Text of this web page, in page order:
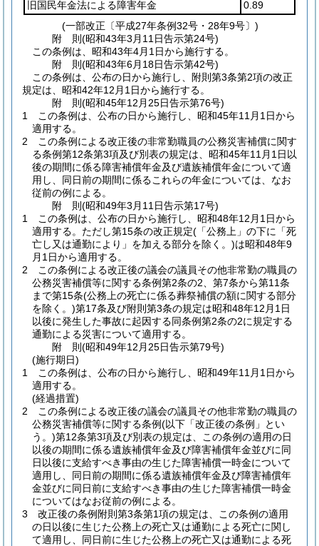
旧国民年金法による障害年金
0.89
(一部改正〔平成27年条例32号・28年9号〕)
附 則(昭和43年3月11日告示第24号)
この条例は、昭和43年4月1日から施行する。
附 則(昭和43年6月18日告示第42号)
この条例は、公布の日から施行し、附則第3条第2項の改正
規定は、昭和42年12月1日から施行する。
附 則(昭和45年12月25日告示第76号)
1
この条例は、公布の日から施行し、昭和45年11月1日から
適用する。
2
この条例による改正後の非常勤職員の公務災害補償に関す
る条例第12条第3項及び別表の規定は、昭和45年11月1日以
後の期間に係る障害補償年金及び遺族補償年金について適
用し、同日前の期間に係るこれらの年金については、なお
従前の例による。
附 則(昭和49年3月11日告示第17号)
1
この条例は、公布の日から施行し、昭和48年12月1日から
適用する。 ただし第15条の改正規定(「公務上」の下に「死
亡し又は通勤により」を加える部分を除く。)は昭和48年9
月1日から適用する。
2
この条例による改正後の議会の議員その他非常勤の職員の
公務災害補償等に関する条例第2条の2、第7条から第11条
まで第15条(公務上の死亡に係る葬祭補償の額に関する部分
を除く。)第17条及び附則第3条の規定は昭和48年12月1日
以後に発生した事故に起因する同条例第2条の2に規定する
通勤による災害について適用する。
附 則(昭和49年12月25日告示第79号)
(施行期日)
1
この条例は、公布の日から施行し、昭和49年11月1日から
適用する。
(経過措置)
2
この条例による改正後の議会の議員その他非常勤の職員の
公務災害補償等に関する条例(以下「改正後の条例」とい
う。)第12条第3項及び別表の規定は、この条例の適用の日
以後の期間に係る遺族補償年金及び障害補償年金並びに同
日以後に支給すべき事由の生じた障害補償一時金について
適用し、同日前の期間に係る遺族補償年金及び障害補償年
金並びに同日前に支給すべき事由の生じた障害補償一時金
についてはなお従前の例による。
3
改正後の条例附則第3条第1項の規定は、この条例の適用
の日以後に生じた公務上の死亡又は通勤による死亡に関し
て適用し、同日前に生じた公務上の死亡又は通勤による死